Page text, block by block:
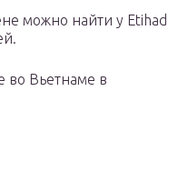
можно найти у Etihad
во Вьетнаме в